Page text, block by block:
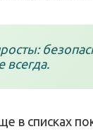
всегда.
в списках